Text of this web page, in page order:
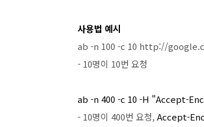
사용법 예시
ab -n 100 -c 10 http://
- 10명이 10번 요청
ab -n 400 -c 10 -H "Accept-
- 10명이 400번 요청,Accept-